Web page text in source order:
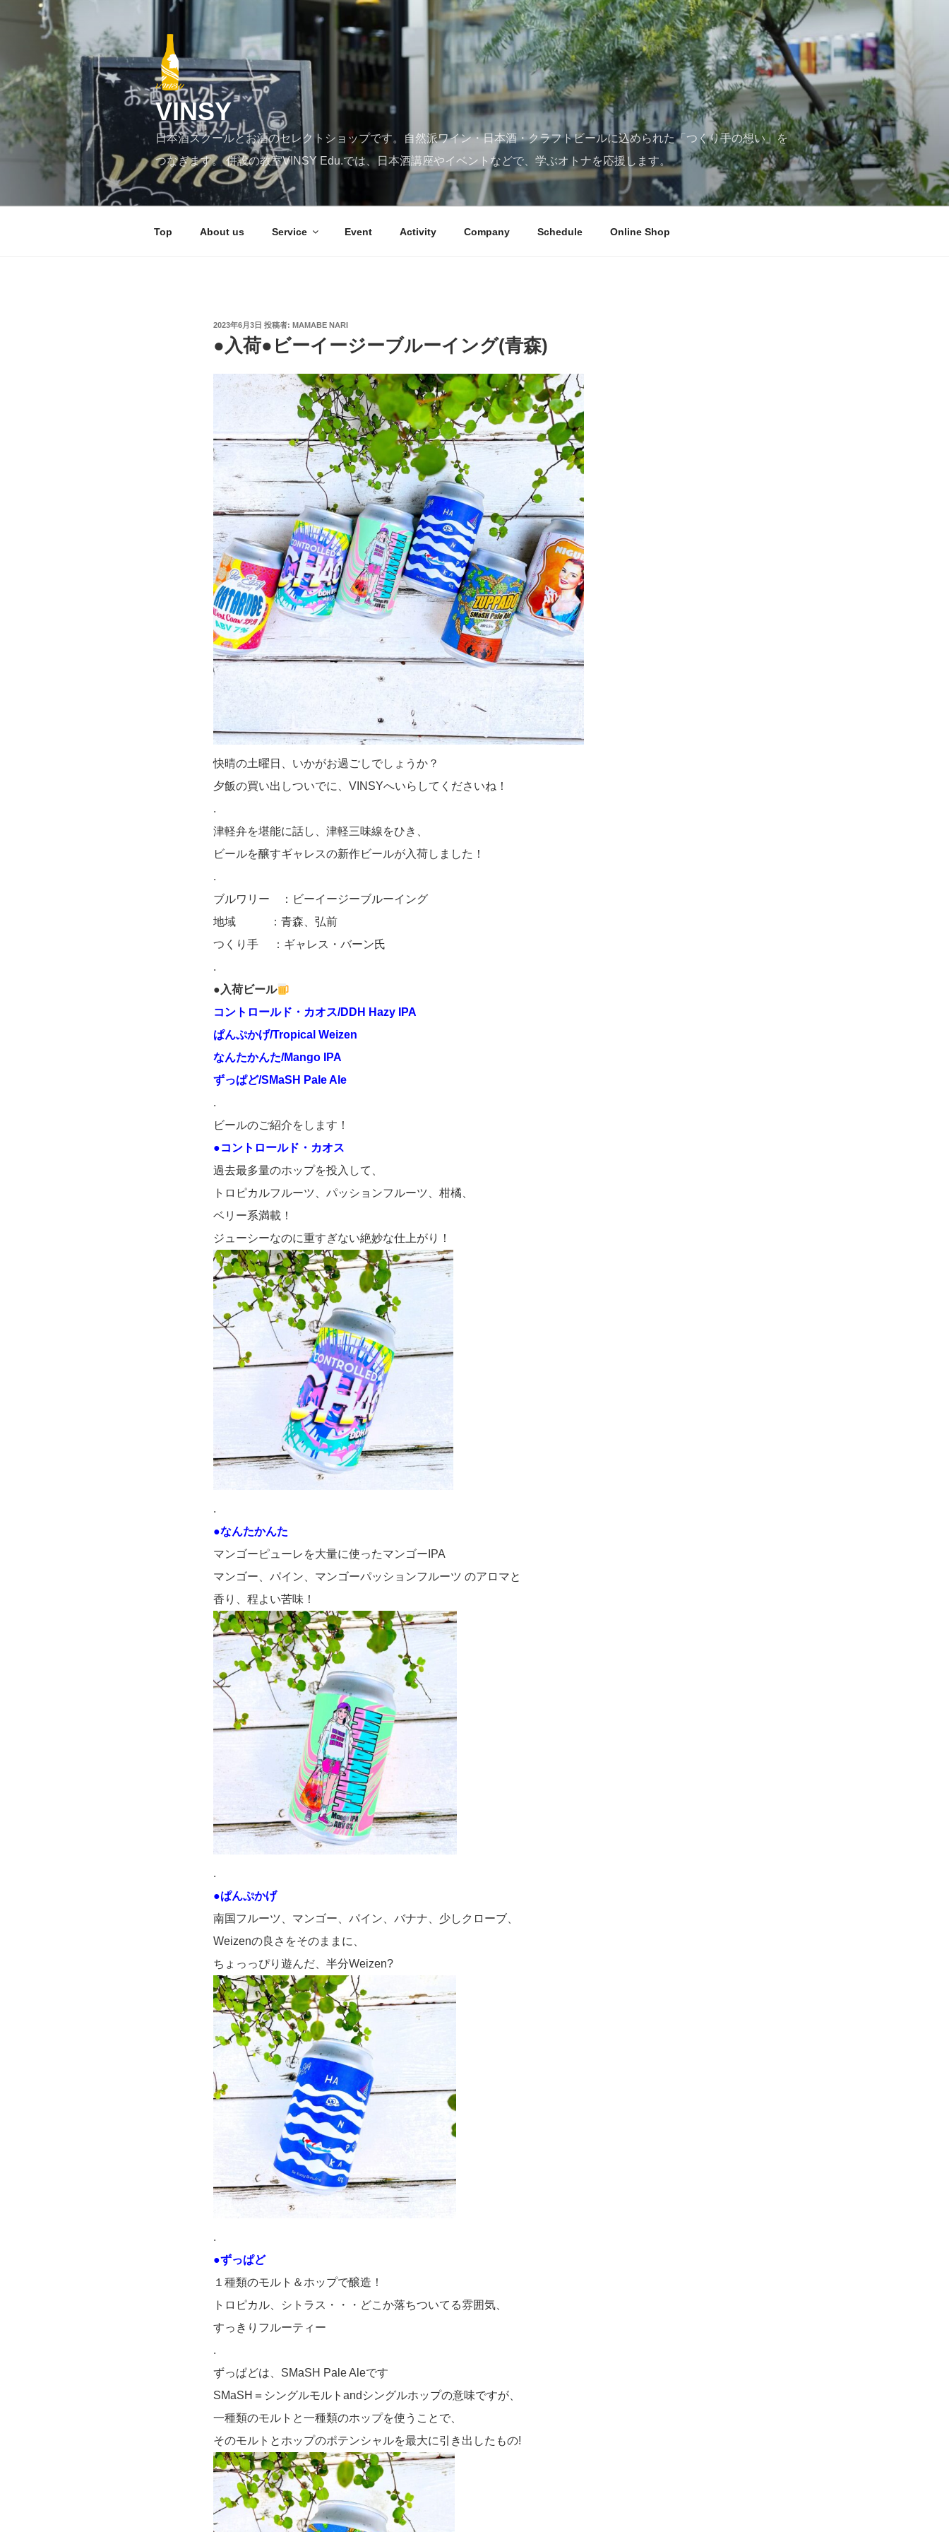
ツ
へ
ス
ッ
VINSY
日本酒スクールとお酒のセレクトショップです。自然派ワイン・日本酒・クラフトビールに込められた「つくり手の想い」を
つなぎます。 併設の教室VINSY Edu.では、日本酒講座やイベントなどで、学ぶオトナを応援します。
Top About us Service Event Activity Company Schedule Online Shop
投
日:
2023年6月3日 投稿者: MAMABE NARI
●入荷●ビーイージーブルーイング(青森)
快晴の土曜日、いかがお過ごしでしょうか？
夕飯の買い出しついでに、VINSYへいらしてくださいね！
.
津軽弁を堪能に話し、津軽三味線をひき、
ビールを醸すギャレスの新作ビールが入荷しました！
.
ブルワリー ：ビーイージーブルーイング
地域 ：青森、弘前
つくり手 ：ギャレス・バーン氏
.
●入荷ビール
コントロールド・カオス/DDH Hazy IPA
ぱんぷかげ/Tropical Weizen
なんたかんた/Mango IPA
ずっぱど/SMaSH Pale Ale
.
ビールのご紹介をします！
●コントロールド・カオス
過去最多量のホップを投入して、
トロピカルフルーツ、パッションフルーツ、柑橘、
ベリー系満載！
ジューシーなのに重すぎない絶妙な仕上がり！
.
●なんたかんた
マンゴーピューレを大量に使ったマンゴーIPA
マンゴー、パイン、マンゴーパッションフルーツ のアロマと
香り、程よい苦味！
.
●ぱんぷかげ
南国フルーツ、マンゴー、パイン、バナナ、少しクローブ、
Weizenの良さをそのままに、
ちょっっぴり遊んだ、半分Weizen?
.
●ずっぱど
１種類のモルト＆ホップで醸造！
トロピカル、シトラス・・・どこか落ちついてる雰囲気、
すっきりフルーティー
.
ずっぱどは、SMaSH Pale Aleです
SMaSH＝シングルモルトandシングルホップの意味ですが、
一種類のモルトと一種類のホップを使うことで、
そのモルトとホップのポテンシャルを最大に引き出したもの!